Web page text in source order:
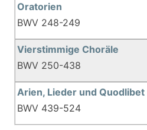
Oratorien
BWV 248-249
Vierstimmige Choräle
BWV 250-438
Arien, Lieder und Quodlibet
BWV 439-524